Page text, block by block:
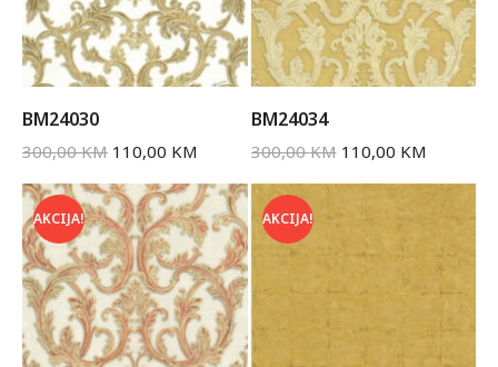
BM24030
300,00KM 110,00 KM
BM24034
300,00KM 110,00 KM
AKCIJA! AKCIJA!